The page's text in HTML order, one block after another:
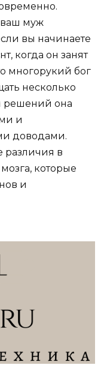
ваш муж
вы начинаете
когда он занят
многорукий бог
несколько
решений она
и
доводами.
различия в
которые
и